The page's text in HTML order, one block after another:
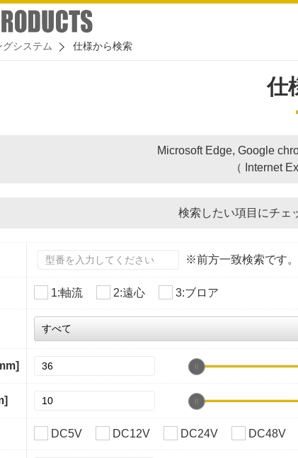
システム 仕様から検索
仕
Microsoft Edge, Google
（ Internet
検索したい項目にチェ
※前方一致検索です
1:軸流 2:遠心 3:ブロア
DC5V DC12V DC24V DC48V